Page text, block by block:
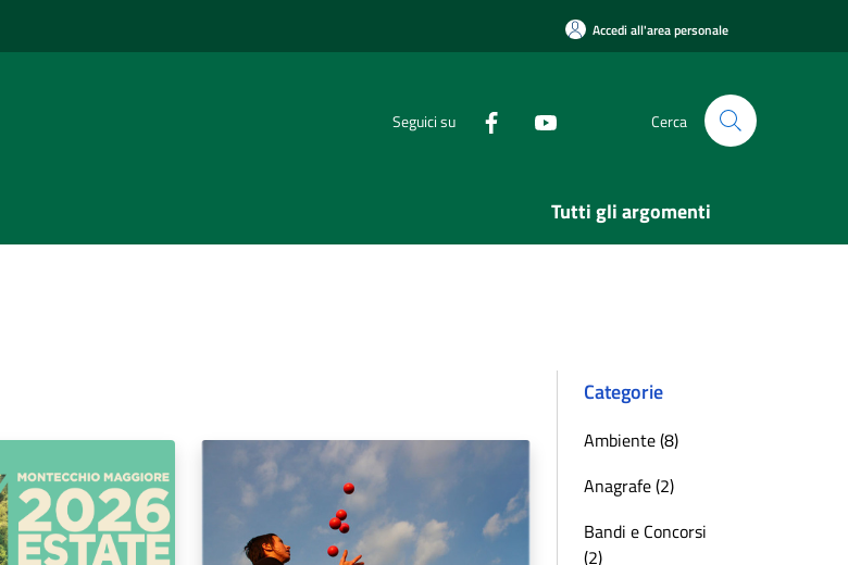
Accedi all'area personale
Seguici su Cerca
Tutti gli argomenti
Categorie
Ambiente (8)
Anagrafe (2)
Bandi e Concorsi
(2)